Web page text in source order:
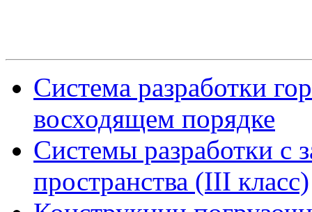
Система разработки
восходящем порядке
Системы разработки с
пространства (III класс)